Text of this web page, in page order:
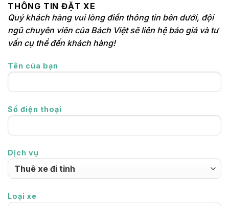
THÔNG TIN ĐẶT XE
Quý khách hàng vui lòng điền thông tin bên dưới, đội
ngũ chuyên viên của Bách Việt sẽ liên hệ báo giá và tư
vấn cụ thể đến khách hàng!
Tên của bạn
Số điện thoại
Dịch vụ
Loại xe